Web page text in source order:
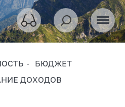
БЮДЖЕТ
ДОХОДОВ